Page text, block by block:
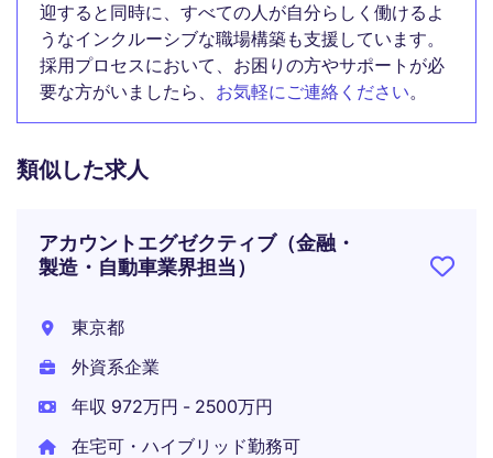
迎すると同時に、すべての人が自分らしく働けるよ
うなインクルーシブな職場構築も支援しています。
採用プロセスにおいて、お困りの方やサポートが必
要な方がいましたら、 お気軽にご連絡ください。
類似した求人
アカウントエグゼクティブ（金融・
製造・自動車業界担当）
東京都
外資系企業
年収 972万円 - 2500万円
在宅可・ハイブリッド勤務可